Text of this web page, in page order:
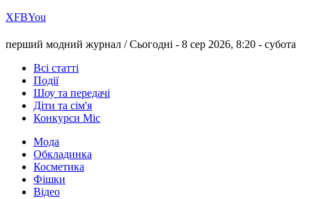
ХFBYou
перший модний журнал /Сьогодні - 8 сер 2026, 8:20 - субота
Всі статті
Події
Шоу та передачі
Діти та сім'я
Конкурси Міс
Мода
Обкладинка
Косметика
Фішки
Відео